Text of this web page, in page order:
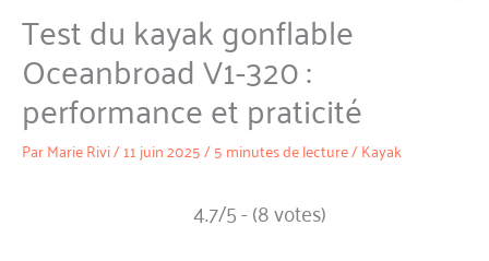
Test du kayak gonflable
Oceanbroad V1-320 :
performance et praticité
ParMarie Rivi/11 juin 2025/5 minutes de lecture/Kayak
4.7/5 - (8 votes)